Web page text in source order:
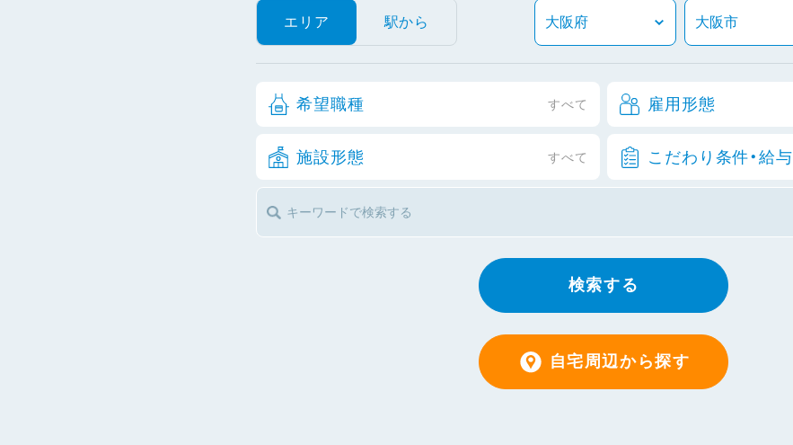
エリア 駅から
希望職種 すべて 雇用形態
施設形態 すべて こだわり条件・給与
検索する
自宅周辺から探す